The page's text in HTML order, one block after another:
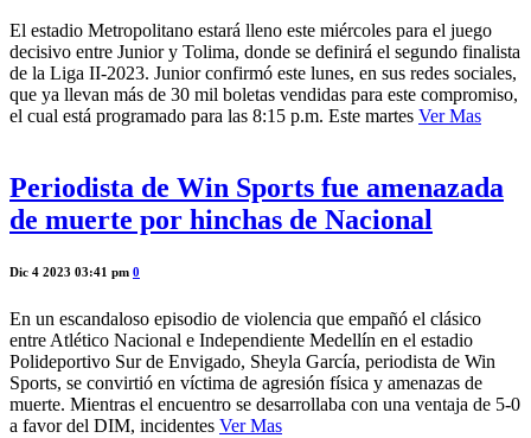
El estadio Metropolitano estará lleno este miércoles para el juego
decisivo entre Junior y Tolima, donde se definirá el segundo finalista
de la Liga II-2023. Junior confirmó este lunes, en sus redes sociales,
que ya llevan más de 30 mil boletas vendidas para este compromiso,
el cual está programado para las 8:15 p.m. Este martes Ver Mas
Periodista de Win Sports fue amenazada
de muerte por hinchas de Nacional
Dic 4 2023 03:41 pm 0
En un escandaloso episodio de violencia que empañó el clásico
entre Atlético Nacional e Independiente Medellín en el estadio
Polideportivo Sur de Envigado, Sheyla García, periodista de Win
Sports, se convirtió en víctima de agresión física y amenazas de
muerte. Mientras el encuentro se desarrollaba con una ventaja de 5-0
a favor del DIM, incidentes Ver Mas